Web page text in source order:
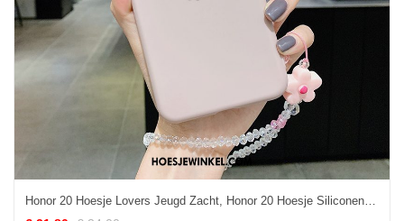
Honor 20 Hoesje Lovers Jeugd Zacht, Honor 20 Hoesje Siliconen Mobiele Telefoon